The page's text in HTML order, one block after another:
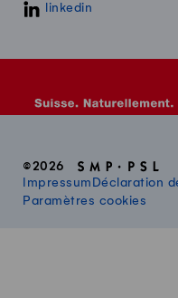
linkedin
©2026
Impressum Déclaration
Paramètres cookies